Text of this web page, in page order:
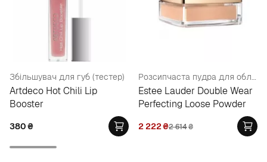
Збільшувач для губ (тестер)
Artdeco Hot Chili Lip
Booster
380₴
Розсипчаста пудра для обличчя
Estee Lauder Double Wear
Perfecting Loose Powder
2 222₴2 614₴